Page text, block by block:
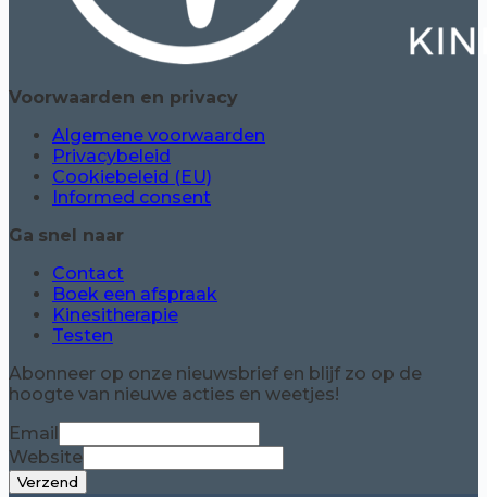
Voorwaarden en privacy
Algemene voorwaarden
Privacybeleid
Cookiebeleid (EU)
Informed consent
Ga snel naar
Contact
Boek een afspraak
Kinesitherapie
Testen
Abonneer op onze nieuwsbrief en blijf zo op de
hoogte van nieuwe acties en weetjes!
Email
Website
Verzend